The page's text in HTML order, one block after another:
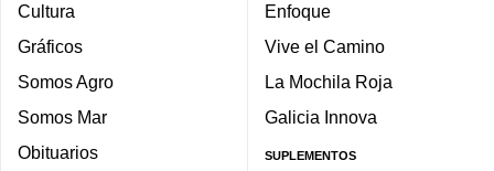
Cultura
Gráficos
Somos Agro
Somos Mar
Obituarios
Enfoque
Vive el Camino
La Mochila Roja
Galicia Innova
SUPLEMENTOS